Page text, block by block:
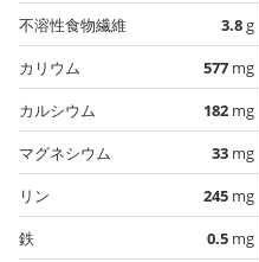
不溶性食物繊維
3.8g
カリウム
577 mg
カルシウム
182 mg
マグネシウム
33 mg
リン
245 mg
鉄
0.5 mg